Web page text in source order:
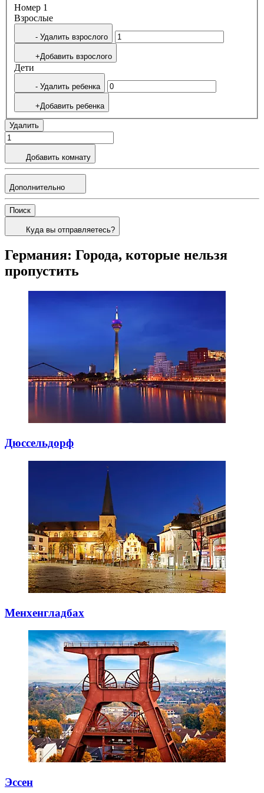
Номер 1
Bзрослые
- Удалить взрослого
+Добавить взрослого
Дети
- Удалить ребенка
+Добавить ребенка
Удалить
Добавить комнату
Дополнительно
Поиск
Куда вы отправляетесь?
Германия: Города, которые нельзя
пропустить
Дюссельдорф
Менхенгладбах
Эссен